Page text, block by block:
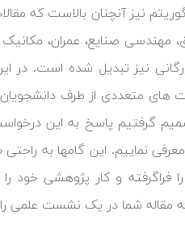
نیز آنچنان بالاست که
صنایع، عمران،
نیز تبدیل شده است. در
های متعددی از طرف
گرفتیم پاسخ به این
نماییم. این گامها به
را فراگرفته و کار پژوهشی خود
مقاله شما در یک نشست علمی را